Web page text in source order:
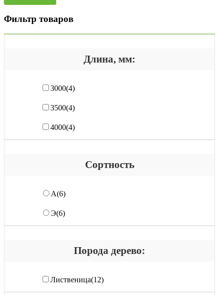
Фильтр товаров
Длина, мм:
3000(4)
3500(4)
4000(4)
Сортность
А(6)
Э(6)
Порода дерево:
Лиственица(12)